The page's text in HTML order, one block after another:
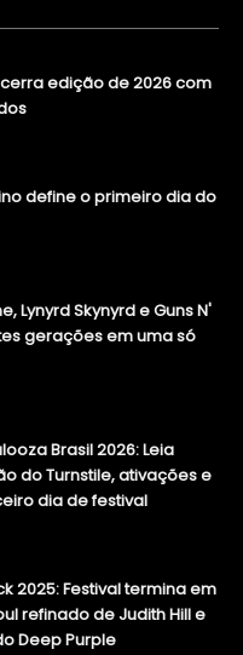
edição de 2026 com
define o primeiro dia do
Lynyrd Skynyrd e Guns N'
gerações em uma só
Brasil 2026: Leia
do Turnstile, ativações e
dia de festival
2025: Festival termina em
refinado de Judith Hill e
Deep Purple